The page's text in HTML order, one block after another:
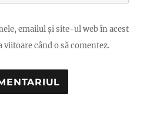
emailul și site-ul web în acest
când o să comentez.